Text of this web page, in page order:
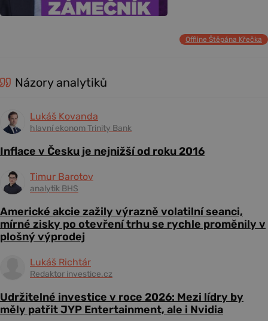
Offline Štěpána Křečka
Názory analytiků
Lukáš Kovanda
hlavní ekonom Trinity Bank
Inflace v Česku je nejnižší od roku 2016
Timur Barotov
analytik BHS
Americké akcie zažily výrazně volatilní seanci,
mírné zisky po otevření trhu se rychle proměnily v
plošný výprodej
Lukáš Richtár
Redaktor investice.cz
Udržitelné investice v roce 2026: Mezi lídry by
měly patřit JYP Entertainment, ale i Nvidia